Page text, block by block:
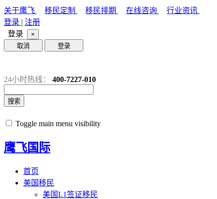
关于鹰飞 移民定制 移民排期 在线咨询
行业资讯
登录 | 注册
登录
×
取消
登录
24小时热线： 400-7227-010
搜索
Toggle main menu visibility
鹰飞国际
首页
美国移民
美国L1签证移民